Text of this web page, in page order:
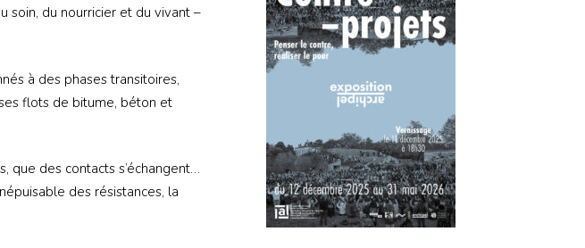
soin, du nourricier et du vivant –
à des phases transitoires,
flots de bitume, béton et
que des contacts s’échangent…
des résistances, la